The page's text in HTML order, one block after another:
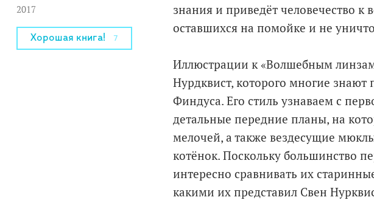
2017
Хорошая книга! 7
знания и приведёт человечество
оставшихся на помойке и не
Иллюстрации к «Волшебным
Нурдквист, которого многие
Финдуса. Его стиль узнаваем с
детальные передние планы, на
мелочей, а также вездесущие
котёнок. Поскольку большинство
интересно сравнивать их
какими их представил Свен